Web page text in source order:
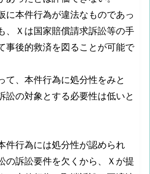
に本件行為が違法なものであっ
、Ｘは国家賠償請求訴訟等の手
事後的救済を図ることが可能で
て、本件行為に処分性をみと
訟の対象とする必要性は低いと
件行為には処分性が認められ
の訴訟要件を欠くから、Ｘが提